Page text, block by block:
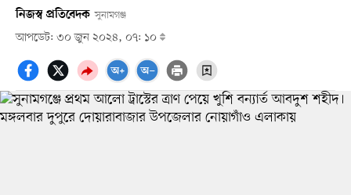
নিজস্ব প্রতিবেদক সুনামগঞ্জ
আপডেট: ৩০ জুন ২০২৪, ০৭: ১০